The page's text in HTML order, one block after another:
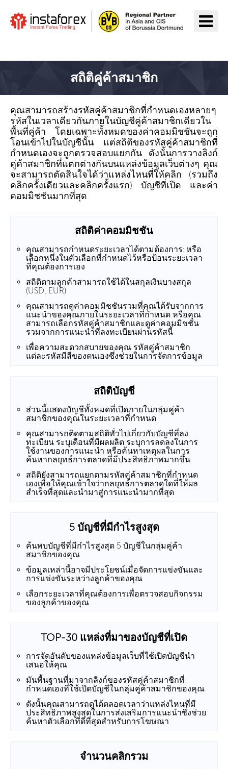
สถิติคู่ค้าสมาชิก
คุณสามารถสร้างรหัสคู่ค้าสมาชิกที่กำหนดเองหลายๆ
รหัสในเวลาเดียวกันภายในบัญชีคู่ค้าสมาชิกเดียวใน
พื้นที่คู่ค้า โดยเฉพาะทั้งหมดของค่าคอมมิชชันจะถูก
โอนเข้าไปในบัญชีนั้น แต่สถิติของรหัสคู่ค้าสมาชิกที่
กำหนดเองจะถูกตรวจสอบแยกกัน ดังนั้นการวางลิงก์
คู่ค้าสมาชิกที่แตกต่างกันบนแหล่งข้อมูลเว็บต่างๆ คุณ
จะสามารถตัดสินใจได้ว่าแหล่งไหนที่ให้คลิก (รวมถึง
คลิกครั้งเดียวและคลิกครั้งแรก) บัญชีที่เปิด และค่า
คอมมิชชันมากที่สุด
สถิติค่าคอมมิชชัน
คุณสามารถกำหนดระยะเวลาได้ตามต้องการ: หรือ
เลือกหนึ่งในตัวเลือกที่กำหนดไว้หรือป้อนระยะเวลา
ที่คุณต้องการเอง
สถิติตามลูกค้าสามารถใช้ได้ในสกุลเงินบางสกุล
(USD, EUR)
คุณสามารถดูค่าคอมมิชชันรวมที่คุณได้รับจากการ
แนะนำของคุณภายในระยะเวลาที่กำหนด หรือคุณ
สามารถเลือกรหัสคู่ค้าสมาชิกและดูค่าคอมมิชชัน
รวมจากการแนะนำที่ลงทะเบียนผ่านรหัสนี้
เพื่อความสะดวกสบายของคุณ รหัสคู่ค้าสมาชิก
แต่ละรหัสมีสีของตนเองซึ่งช่วยในการจัดการข้อมูล
สถิติบัญชี
ส่วนนี้แสดงบัญชีทั้งหมดที่เปิดภายในกลุ่มคู่ค้า
สมาชิกของคุณในระยะเวลาที่กำหนด
คุณสามารถติดตามสถิติทั่วไปเกี่ยวกับบัญชีที่ลง
ทะเบียน ระบุเดือนที่มีผลผลิต ระบุการลดลงในการ
ใช้งานของการแนะนำ หรือค้นหาเหตุผลในการ
ค้นหากลยุทธ์การตลาดที่มีประสิทธิภาพมากขึ้น
สถิติยังสามารถแยกตามรหัสคู่ค้าสมาชิกที่กำหนด
เองเพื่อให้คุณเข้าใจว่ากลยุทธ์การตลาดใดที่ให้ผล
สำเร็จที่สุดและนำมาสู่การแนะนำมากที่สุด
5 บัญชีที่มีกำไรสูงสุด
ค้นพบบัญชีที่มีกำไรสูงสุด 5 บัญชีในกลุ่มคู่ค้า
สมาชิกของคุณ
ข้อมูลเหล่านี้อาจมีประโยชน์เมื่อจัดการแข่งขันและ
การแข่งขันระหว่างลูกค้าของคุณ
เลือกระยะเวลาที่คุณต้องการเพื่อตรวจสอบกิจกรรม
ของลูกค้าของคุณ
TOP-30 แหล่งที่มาของบัญชีที่เปิด
การจัดอันดับของแหล่งข้อมูลเว็บที่ใช้เปิดบัญชีนำ
เสนอให้คุณ
มันพื้นฐานที่มาจากลิงก์ของรหัสคู่ค้าสมาชิกที่
กำหนดเองที่ใช้เปิดบัญชีในกลุ่มคู่ค้าสมาชิกของคุณ
ดังนั้นคุณสามารถดูได้ตลอดเวลาว่าแหล่งไหนที่มี
ประสิทธิภาพสูงสุดในการส่งเสริมการแนะนำซึ่งช่วย
ค้นหาตัวเลือกที่ดีที่สุดสำหรับการโฆษณา
จำนวนคลิกรวม